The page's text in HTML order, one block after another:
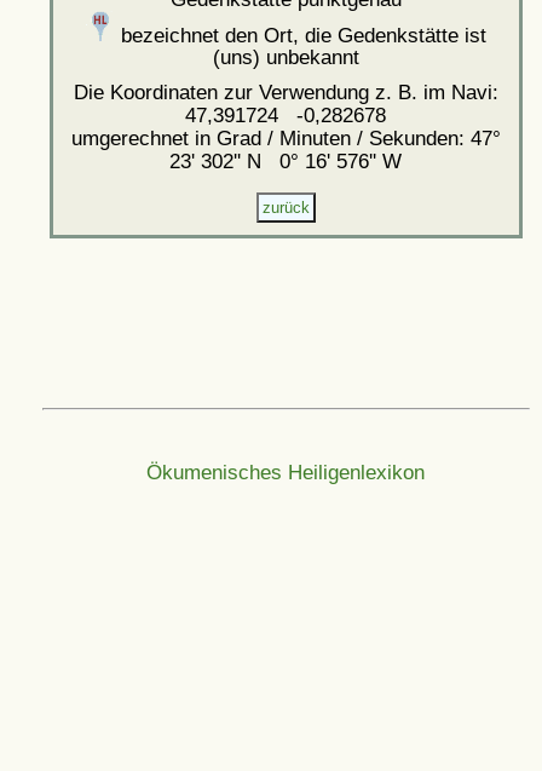
bezeichnet den Ort, die Gedenkstätte ist
(uns) unbekannt
Die Koordinaten zur Verwendung z. B. im Navi:
47,391724 -0,282678
umgerechnet in Grad / Minuten / Sekunden: 47°
23' 302'' N 0° 16' 576'' W
Ökumenisches Heiligenlexikon